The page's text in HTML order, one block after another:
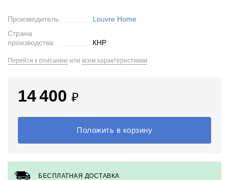
Производитель:
Louvre Home
Страна
производства:
КНР
Перейти к описанию или всем характеристикам
14 400 ₽
Положить в корзину
БЕСПЛАТНАЯ ДОСТАВКА